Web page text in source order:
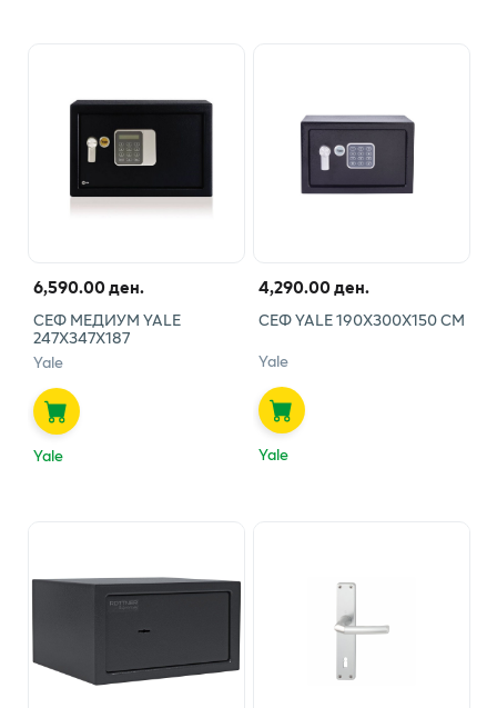
6,590.00 ден.
СЕФ МЕДИУМ YALE
247Х347Х187
Yale
Yale
4,290.00 ден.
СЕФ YALE 190Х300Х150 СМ
Yale
Yale